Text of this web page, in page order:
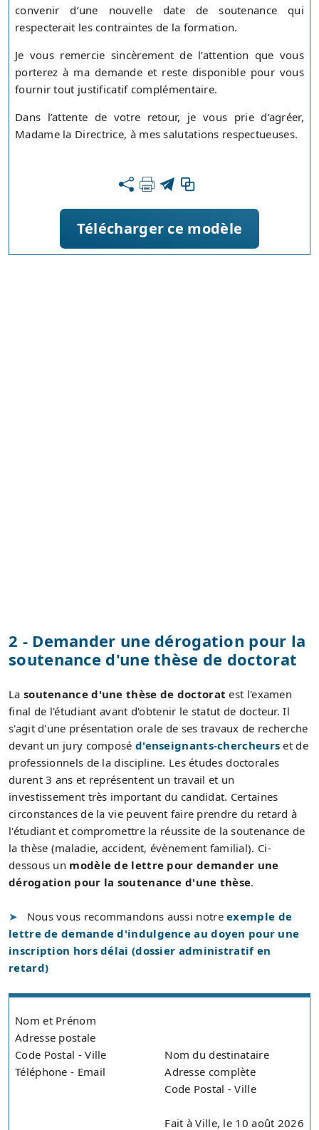
convenir d’une nouvelle date de soutenance qui
respecterait les contraintes de la formation.
Je vous remercie sincèrement de l’attention que vous
porterez à ma demande et reste disponible pour vous
fournir tout justificatif complémentaire.
Dans l’attente de votre retour, je vous prie d’agréer,
Madame la Directrice, à mes salutations respectueuses.
Télécharger ce modèle
2 - Demander une dérogation pour la
soutenance d'une thèse de doctorat
La soutenance d'une thèse de doctorat est l'examen
final de l'étudiant avant d'obtenir le statut de docteur. Il
s'agit d'une présentation orale de ses travaux de recherche
devant un jury composé d'enseignants-chercheurs et de
professionnels de la discipline. Les études doctorales
durent 3 ans et représentent un travail et un
investissement très important du candidat. Certaines
circonstances de la vie peuvent faire prendre du retard à
l'étudiant et compromettre la réussite de la soutenance de
la thèse (maladie, accident, évènement familial). Ci-
dessous un modèle de lettre pour demander une
dérogation pour la soutenance d'une thèse.
Nous vous recommandons aussi notreexemple de
lettre de demande d'indulgence au doyen pour une
inscription hors délai (dossier administratif en
retard)
Nom et Prénom
Adresse postale
Code Postal - Ville
Téléphone - Email
Nom du destinataire
Adresse complète
Code Postal - Ville
Fait à Ville, le 10 août 2026